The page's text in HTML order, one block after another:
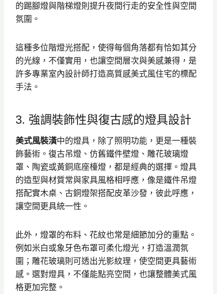
的踢腳燈與階梯燈則提升夜間行走的安全性與空間
氛圍。
這種多位階燈光搭配，使得每個角落都有恰如其分
的光線，不僅實用，也讓空間層次與美感兼得，是
許多專業室內設計師打造高質感美式風住宅的標配
手法。
3. 強調裝飾性與復古感的燈具設計
美式風裝潢中的燈具，除了照明功能，更是一種裝
飾藝術。復古吊燈、仿舊鐵件壁燈、雕花玻璃燈
罩、陶瓷或黃銅底座檯燈，都是經典的選擇。燈具
的造型與材質常與家具風格相呼應，像是鐵件吊燈
搭配實木桌、古銅燈架搭配皮革沙發，彼此呼應，
讓空間更具統一性。
此外，燈罩的布料、花紋也常是細節加分的重點。
例如米白或象牙色布罩可柔化燈光，打造溫潤氛
圍；雕花玻璃則可透出光影紋理，使空間更具藝術
感。選對燈具，不僅能點亮空間，也讓整體美式風
格更加完整。